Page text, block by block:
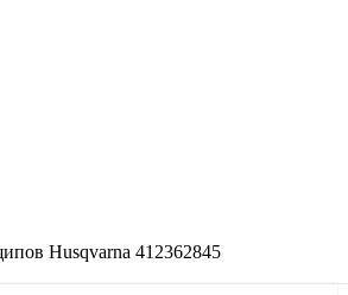
Husqvarna 412362845